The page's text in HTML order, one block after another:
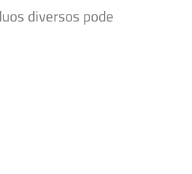
diversos pode